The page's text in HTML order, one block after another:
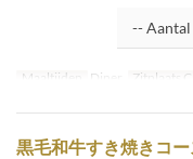
Maaltijden Diner Zitplaats
黒毛和牛すき焼きコ